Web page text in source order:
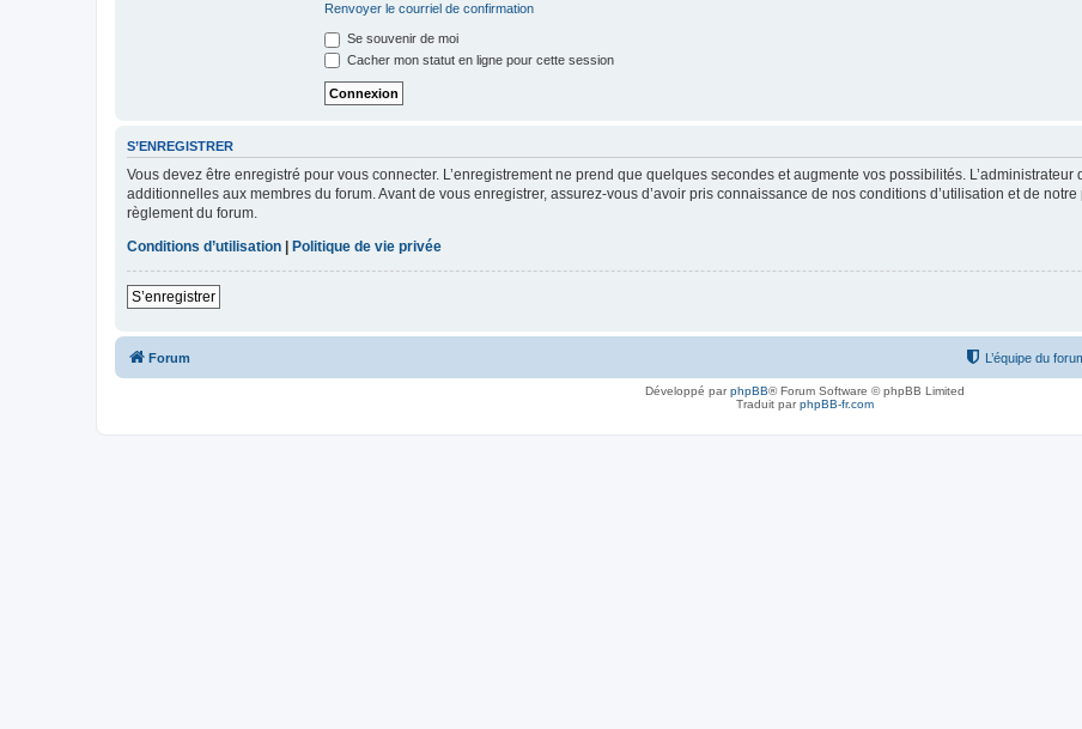
Renvoyer le courriel de confirmation
Se souvenir de moi
Cacher mon statut en ligne pour cette session
S’ENREGISTRER
Vous devez être enregistré pour vous connecter. L’enregistrement ne prend que quelques secondes et augmente vos possibilités.
additionnelles aux membres du forum. Avant de vous enregistrer, assurez-vous d’avoir pris connaissance de nos conditions d’utilisation et de
règlement du forum.
Conditions d’utilisation | Politique de vie privée
S’enregistrer
Forum L’équipe du
Développé parphpBB® Forum Software © phpBB Limited
Traduit parphpBB-fr.com